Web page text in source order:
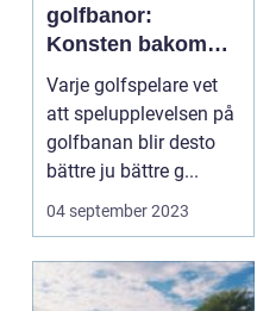
golfbanor:
Konsten bakom
underbart
välskötta
grönområden
Varje golfspelare vet
att spelupplevelsen på
golfbanan blir desto
bättre ju bättre g...
04 september 2023